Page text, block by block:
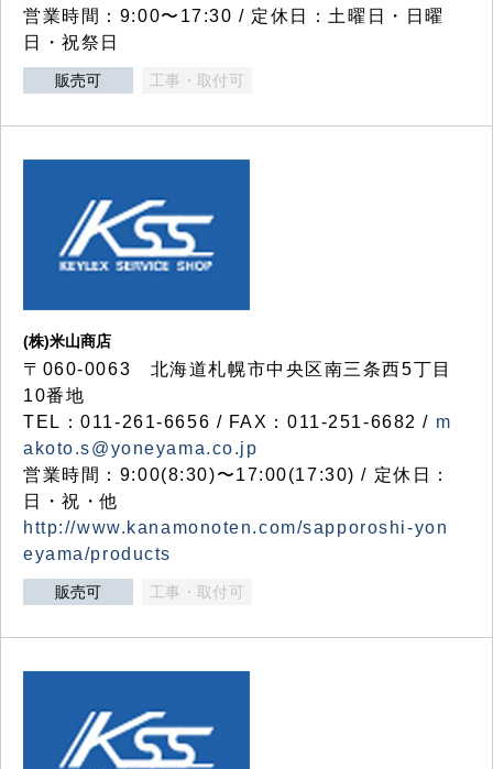
営業時間：9:00〜17:30 / 定休日：土曜日・日曜
日・祝祭日
販売可 工事・取付可
(株)米山商店
〒060-0063 北海道札幌市中央区南三条西5丁目
10番地
TEL：011-261-6656 / FAX：011-251-6682 / m
akoto.s@yoneyama.co.jp
営業時間：9:00(8:30)〜17:00(17:30) / 定休日：
日・祝・他
http://www.kanamonoten.com/sapporoshi-yon
eyama/products
販売可 工事・取付可